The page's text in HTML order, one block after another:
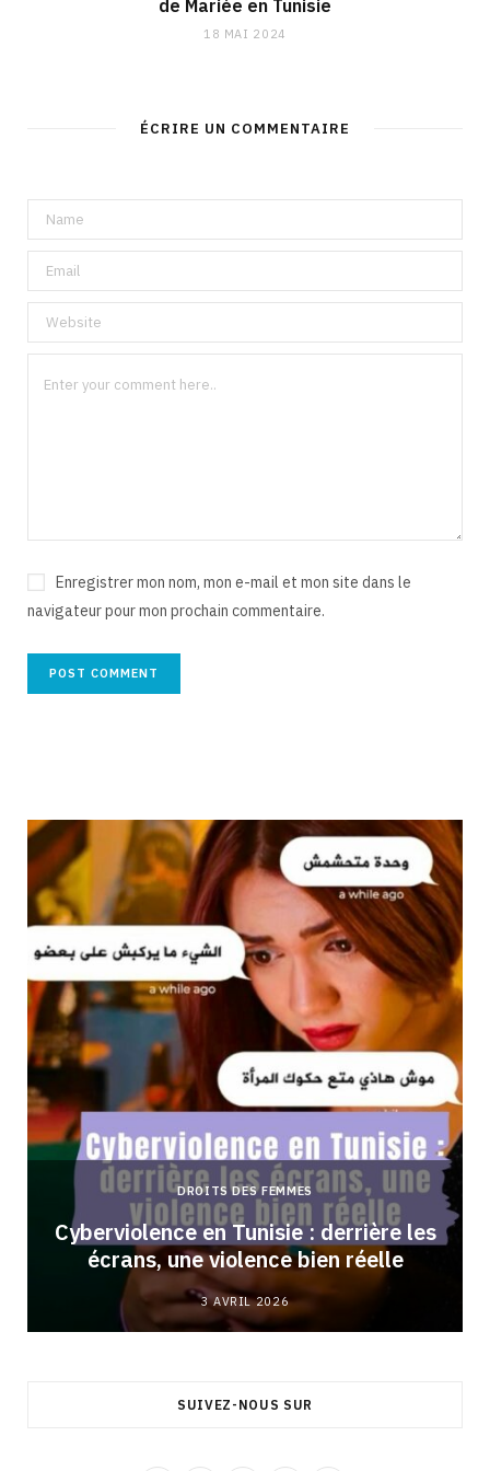
de Mariée en Tunisie
18 MAI 2024
ÉCRIRE UN COMMENTAIRE
Enregistrer mon nom, mon e-mail et mon site dans le
navigateur pour mon prochain commentaire.
DROITS DES FEMMES
Cyberviolence en Tunisie : derrière les
écrans, une violence bien réelle
3 AVRIL 2026
SUIVEZ-NOUS SUR